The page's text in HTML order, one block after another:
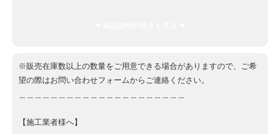
※販売在庫数以上の数量をご用意できる場合がありますので、ご希
望の際はお問い合わせフォームからご連絡ください。
【施工業者様へ】